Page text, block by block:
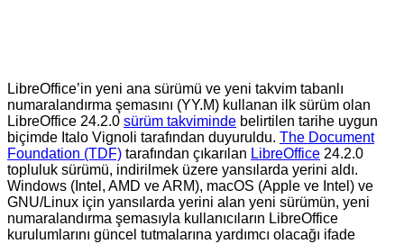
LibreOffice’in yeni ana sürümü ve yeni takvim tabanlı
numaralandırma şemasını (YY.M) kullanan ilk sürüm olan
LibreOffice 24.2.0 sürüm takviminde belirtilen tarihe uygun
biçimde Italo Vignoli tarafından duyuruldu. The Document
Foundation (TDF) tarafından çıkarılan LibreOffice 24.2.0
topluluk sürümü, indirilmek üzere yansılarda yerini aldı.
Windows (Intel, AMD ve ARM), macOS (Apple ve Intel) ve
GNU/Linux için yansılarda yerini alan yeni sürümün, yeni
numaralandırma şemasıyla kullanıcıların LibreOffice
kurulumlarını güncel tutmalarına yardımcı olacağı ifade